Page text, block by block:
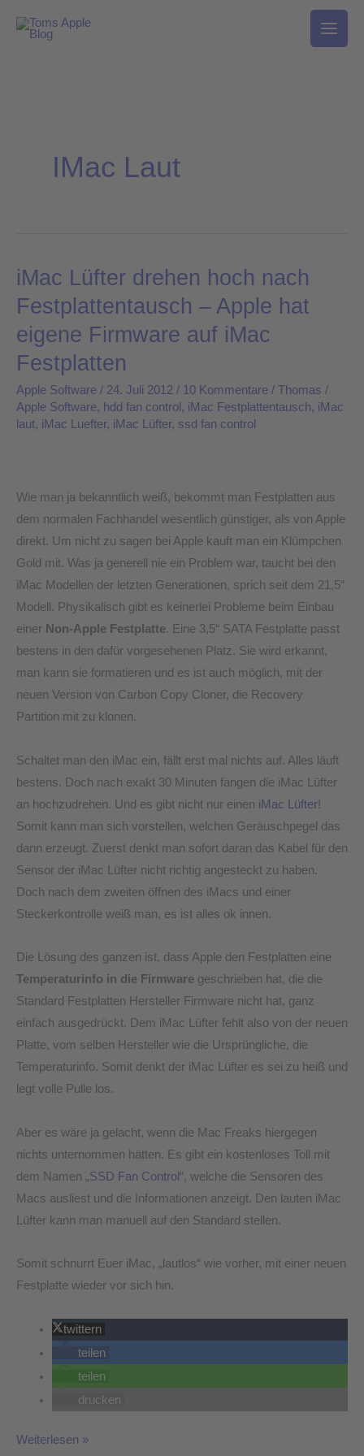
Inhalt
IMac Laut
iMac Lüfter drehen hoch nach
Festplattentausch – Apple hat
eigene Firmware auf iMac
Festplatten
Apple Software / 24. Juli 2012 / 10 Kommentare / Thomas /
Apple Software, hdd fan control , iMac Festplattentausch, iMac
laut, iMac Luefter, iMac Lüfter, ssd fan control
Wie man ja bekanntlich weiß, bekommt man Festplatten aus
dem normalen Fachhandel wesentlich günstiger, als von Apple
direkt. Um nicht zu sagen bei Apple kauft man ein Klümpchen
Gold mit. Was ja generell nie ein Problem war, taucht bei den
iMac Modellen der letzten Generationen, sprich seit dem 21,5“
Modell. Physikalisch gibt es keinerlei Probleme beim Einbau
einer Non-Apple Festplatte. Eine 3,5“ SATA Festplatte passt
bestens in den dafür vorgesehenen Platz. Sie wird erkannt,
man kann sie formatieren und es ist auch möglich, mit der
neuen Version von Carbon Copy Cloner, die Recovery
Partition mit zu klonen.
Schaltet man den iMac ein, fällt erst mal nichts auf. Alles läuft
bestens. Doch nach exakt 30 Minuten fangen die iMac Lüfter
an hochzudrehen. Und es gibt nicht nur einen iMac Lüfter!
Somit kann man sich vorstellen, welchen Geräuschpegel das
dann erzeugt. Zuerst denkt man sofort daran das Kabel für den
Sensor der iMac Lüfter nicht richtig angesteckt zu haben.
Doch nach dem zweiten öffnen des iMacs und einer
Steckerkontrolle weiß man, es ist alles ok innen.
Die Lösung des ganzen ist, dass Apple den Festplatten eine
Temperaturinfo in die Firmware geschrieben hat, die die
Standard Festplatten Hersteller Firmware nicht hat, ganz
einfach ausgedrückt. Dem iMac Lüfter fehlt also von der neuen
Platte, vom selben Hersteller wie die Ursprüngliche, die
Temperaturinfo. Somit denkt der iMac Lüfter es sei zu heiß und
legt volle Pulle los.
Aber es wäre ja gelacht, wenn die Mac Freaks hiergegen
nichts unternommen hätten. Es gibt ein kostenloses Toll mit
dem Namen „SSD Fan Control “, welche die Sensoren des
Macs ausliest und die Informationen anzeigt. Den lauten iMac
Lüfter kann man manuell auf den Standard stellen.
Somit schnurrt Euer iMac, „lautlos“ wie vorher, mit einer neuen
Festplatte wieder vor sich hin.
twittern
teilen
teilen
drucken
iMac
Lüfter
drehen
hoch
nach
Festplattentausch
–
Apple
Firmware
auf
iMac
Festplatten
Weiterlesen »